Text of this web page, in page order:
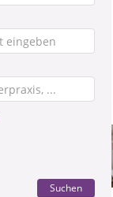
Suchen